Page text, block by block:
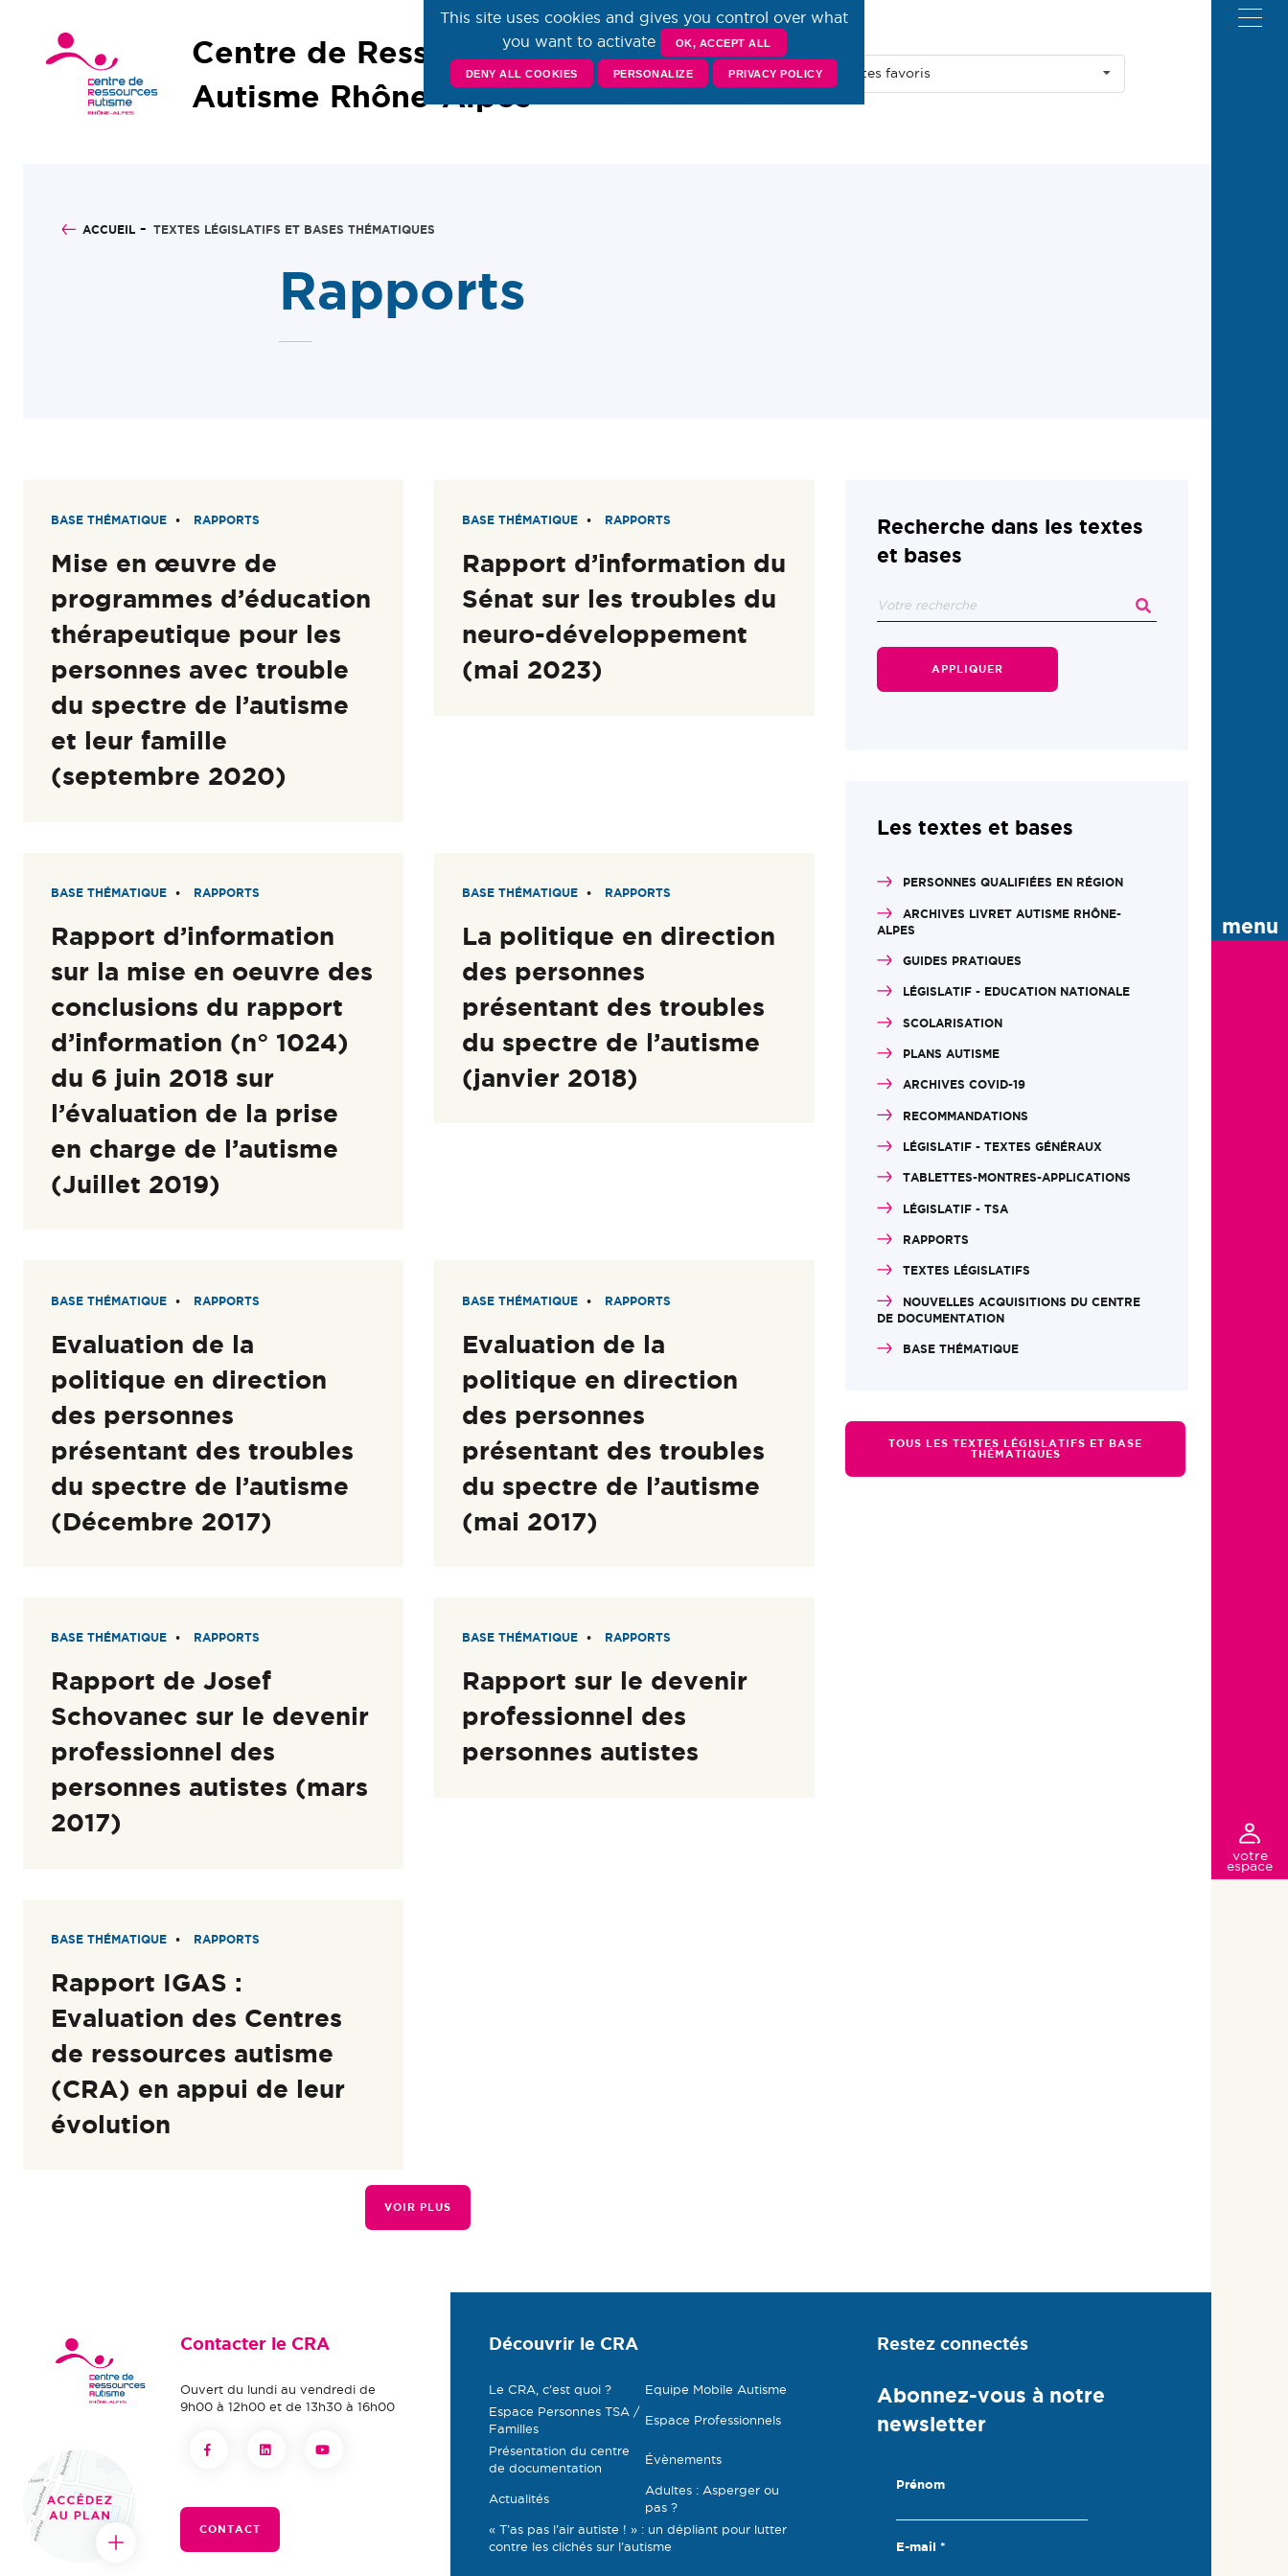
Centre de Ressources
Autisme Rhône-Alpes
Sites favoris
menu
votre
espace
ACCUEIL TEXTES LÉGISLATIFS ET BASES THÉMATIQUES
Rapports
BASE THÉMATIQUE RAPPORTS
Mise en œuvre de
programmes d’éducation
thérapeutique pour les
personnes avec trouble
du spectre de l’autisme
et leur famille
(septembre 2020)
BASE THÉMATIQUE RAPPORTS
Rapport d’information du
Sénat sur les troubles du
neuro-développement
(mai 2023)
BASE THÉMATIQUE RAPPORTS
Rapport d’information
sur la mise en oeuvre des
conclusions du rapport
d’information (n° 1024)
du 6 juin 2018 sur
l’évaluation de la prise
en charge de l’autisme
(Juillet 2019)
BASE THÉMATIQUE RAPPORTS
La politique en direction
des personnes
présentant des troubles
du spectre de l’autisme
(janvier 2018)
BASE THÉMATIQUE RAPPORTS
Evaluation de la
politique en direction
des personnes
présentant des troubles
du spectre de l’autisme
(Décembre 2017)
BASE THÉMATIQUE RAPPORTS
Evaluation de la
politique en direction
des personnes
présentant des troubles
du spectre de l’autisme
(mai 2017)
BASE THÉMATIQUE RAPPORTS
Rapport de Josef
Schovanec sur le devenir
professionnel des
personnes autistes (mars
2017)
BASE THÉMATIQUE RAPPORTS
Rapport sur le devenir
professionnel des
personnes autistes
BASE THÉMATIQUE RAPPORTS
Rapport IGAS :
Evaluation des Centres
de ressources autisme
(CRA) en appui de leur
évolution
VOIR PLUS
Recherche dans les textes
et bases
APPLIQUER
Les textes et bases
PERSONNES QUALIFIÉES EN RÉGION
ARCHIVES LIVRET AUTISME RHÔNE-
ALPES
GUIDES PRATIQUES
LÉGISLATIF - EDUCATION NATIONALE
SCOLARISATION
PLANS AUTISME
ARCHIVES COVID-19
RECOMMANDATIONS
LÉGISLATIF - TEXTES GÉNÉRAUX
TABLETTES-MONTRES-APPLICATIONS
LÉGISLATIF - TSA
RAPPORTS
TEXTES LÉGISLATIFS
NOUVELLES ACQUISITIONS DU CENTRE
DE DOCUMENTATION
BASE THÉMATIQUE
TOUS LES TEXTES LÉGISLATIFS ET BASE
THÉMATIQUES
Contacter le CRA
Ouvert du lundi au vendredi de
9h00 à 12h00 et de 13h30 à 16h00
CONTACT
Découvrir le CRA
Le CRA, c’est quoi ?
Equipe Mobile Autisme
Espace Personnes TSA /
Familles
Espace Professionnels
Présentation du centre
de documentation
Évènements
Actualités
Adultes : Asperger ou
pas ?
« T’as pas l’air autiste ! » : un dépliant pour lutter
contre les clichés sur l’autisme
Restez connectés
Abonnez-vous à notre
newsletter
Prénom
E-mail *
This site uses cookies and gives you control over what
you want to activate
OK, ACCEPT ALL
DENY ALL COOKIES PERSONALIZE PRIVACY POLICY